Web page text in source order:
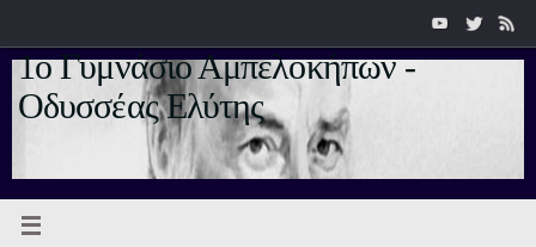
1ο Γυμνάσιο Αμπελοκήπων -
Οδυσσέας Ελύτης